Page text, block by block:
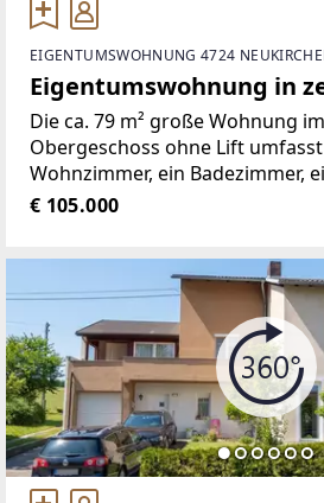
EIGENTUMSWOHNUNG 4724
Eigentumswohnung in
Die ca. 79 m² große Wohnung
Obergeschoss ohne Lift
Wohnzimmer, ein Badezimmer,
einen Vorraum sowie zwei
€ 105.000